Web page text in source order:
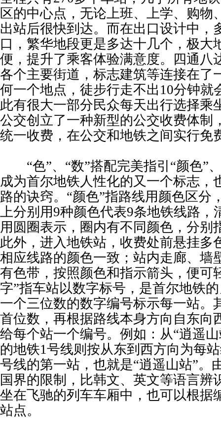
区的中心点，无论上班、上学、购物
出站后很快到达。而在出口设计中，
口，繁华地段更是多达十几个，极大
便，提升了乘客体验满意度。四通八
各个主要街道，标志建筑等连接在了
何一个地点，徒步行走不出10分钟就
此有很大一部分民众每天出行选择乘
公交创立了一种新型的公交收费体制
统一收费，在公交和地铁之间实行免
“色”、“数”搭配完美指引“颜色”
成为首尔地铁人性化的又一个标志，
路的诀窍。“颜色”指路线用颜色区分
上分别用9种颜色代表9条地铁线路，
用圆圈表示，圈内有不同颜色，分别
此外，进入地铁站，收费处前悬挂多
相应线路的颜色一致；站内走廊、墙
有色带，按照颜色和指示箭头，便可
字”指车站以数字标号，是首尔地铁
一个三位数的数字编号标示每一站。
首位数，再根据路线本身方向自东向
给每个站一个编号。例如：从“逍遥
的地铁1号线则按从东到西方向为每
号线的第一站，也就是“逍遥山站”。
国界的限制，比韩文、英文等语言辨
坐在飞驰的列车车厢中，也可以根据
站点。